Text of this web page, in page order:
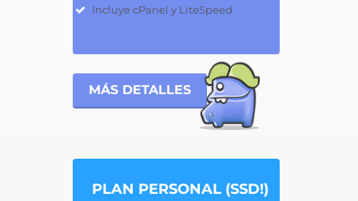
Incluye cPanel y LiteSpeed
MÁS DETALLES
PLAN PERSONAL (SSD!)